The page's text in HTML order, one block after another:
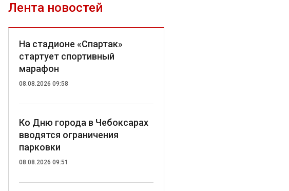
Лента новостей
На стадионе «Спартак»
стартует спортивный
марафон
08.08.2026 09:58
Ко Дню города в Чебоксарах
вводятся ограничения
парковки
08.08.2026 09:51